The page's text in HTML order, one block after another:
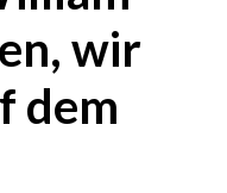
wir
dem